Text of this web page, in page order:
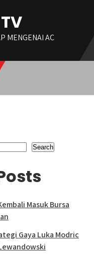
MENGENAI AC
Search
Masuk Bursa
Gaya Luka Modric